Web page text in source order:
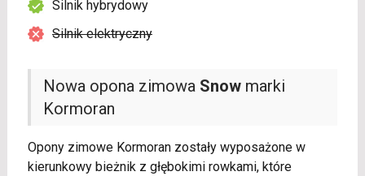
Nowa opona zimowa Snowmarki
Kormoran
Opony zimowe Kormoran zostały wyposażone w
kierunkowy bieżnik z głębokimi rowkami, które
Silnik hybrydowy
Silnik elektryczny